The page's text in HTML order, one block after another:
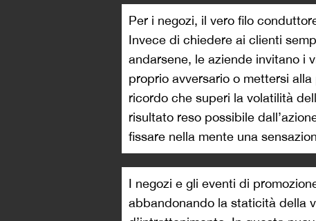
Per i negozi, il vero filo
Invece di chiedere ai clienti
andarsene, le aziende invitano i
proprio avversario o mettersi
ricordo che superi la volatilità
risultato reso possibile
fissare nella mente una
I negozi e gli eventi di
abbandonando la staticità della